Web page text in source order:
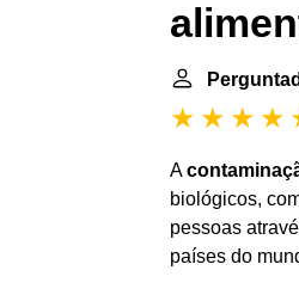
A
biológicos,
pessoas
países do